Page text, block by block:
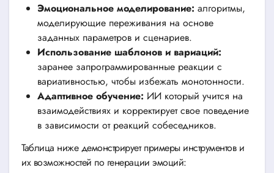
Эмоциональное моделирование: алгоритмы,
моделирующие переживания на основе
заданных параметров и сценариев.
Использование шаблонов и вариаций:
заранее запрограммированные реакции с
вариативностью, чтобы избежать монотонности.
Адаптивное обучение: ИИ который учится на
взаимодействиях и корректирует свое поведение
в зависимости от реакций собеседников.
Таблица ниже демонстрирует примеры инструментов и
их возможностей по генерации эмоций: